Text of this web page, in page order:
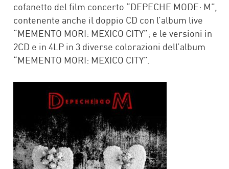
cofanetto del film concerto “DEPECHE MODE: M”,
contenente anche il doppio CD con l’album live
“MEMENTO MORI: MEXICO CITY”; e le versioni in
2CD e in 4LP in 3 diverse colorazioni dell’album
“MEMENTO MORI: MEXICO CITY”.